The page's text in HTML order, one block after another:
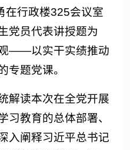
在行政楼325会议室
党员代表讲授题为
观——以实干实绩推动
专题党课。
解读本次在全党开展
习教育的总体部署、
入阐释习近平总书记